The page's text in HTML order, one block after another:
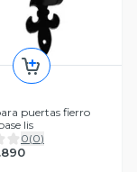
puertas fierro
lis
0(0)